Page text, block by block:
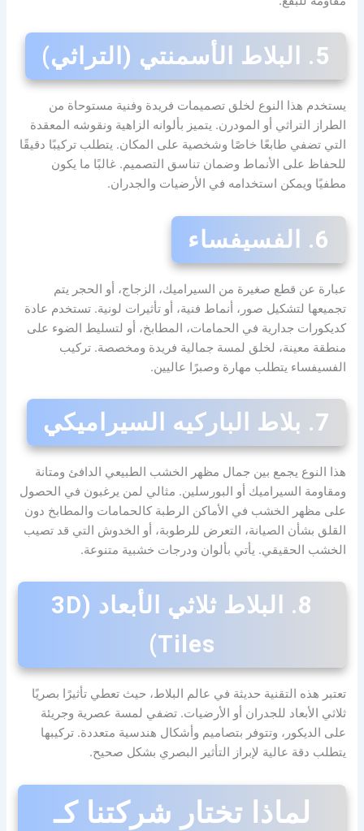
5. البلاط الأسمنتي (التراثي)
يستخدم هذا النوع لخلق تصميمات فريدة وفنية مستوحاة من
الطراز التراثي أو المودرن. يتميز بألوانه الزاهية ونقوشه المعقدة
التي تضفي طابعًا خاصًا وشخصية على المكان. يتطلب تركيبًا دقيقًا
للحفاظ على الأنماط وضمان تناسق التصميم. غالبًا ما يكون
مطفيًا ويمكن استخدامه في الأرضيات والجدران.
6. الفسيفساء
عبارة عن قطع صغيرة من السيراميك، الزجاج، أو الحجر يتم
تجميعها لتشكيل صور، أنماط فنية، أو تأثيرات لونية. تستخدم عادة
كديكورات جدارية في الحمامات، المطابخ، أو لتسليط الضوء على
منطقة معينة، لخلق لمسة جمالية فريدة ومخصصة. تركيب
الفسيفساء يتطلب مهارة وصبرًا عاليين.
7. بلاط الباركيه السيراميكي
هذا النوع يجمع بين جمال مظهر الخشب الطبيعي الدافئ ومتانة
ومقاومة السيراميك أو البورسلين. مثالي لمن يرغبون في الحصول
على مظهر الخشب في الأماكن الرطبة كالحمامات والمطابخ دون
القلق بشأن الصيانة، التعرض للرطوبة، أو الخدوش التي قد تصيب
الخشب الحقيقي. يأتي بألوان ودرجات خشبية متنوعة.
8. البلاط ثلاثي الأبعاد (3D
Tiles)
تعتبر هذه التقنية حديثة في عالم البلاط، حيث تعطي تأثيرًا بصريًا
ثلاثي الأبعاد للجدران أو الأرضيات. تضفي لمسة عصرية وجريئة
على الديكور، وتتوفر بتصاميم وأشكال هندسية متعددة. تركيبها
يتطلب دقة عالية لإبراز التأثير البصري بشكل صحيح.
لماذا تختار شركتنا كـ